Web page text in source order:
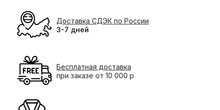
Доставка СДЭК по России
3-7 дней
Бесплатная доставка
при заказе от 10 000 р